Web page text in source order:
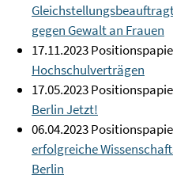
gegen Gewalt an Frauen
17.11.2023
Hochschulverträgen
17.05.2023
Berlin Jetzt!
06.04.2023
erfolgreiche
Berlin